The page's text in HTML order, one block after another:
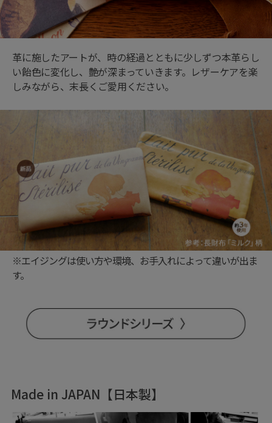
革に施したアートが、時の経過とともに少しずつ本革らし
い飴色に変化し、艶が深まっていきます。レザーケアを楽
しみながら、末長くご愛用ください。
※エイジングは使い方や環境、お手入れによって違いが出ま
す。
Made in JAPAN【日本製】